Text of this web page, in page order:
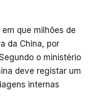
que milhões de
da China, por
o ministério
deve registar um
internas